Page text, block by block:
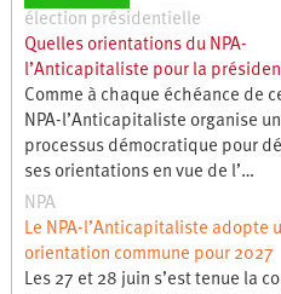
élection présidentielle
Quelles orientations du NPA-
l’Anticapitaliste pour la
Comme à chaque échéance de
NPA-l’Anticapitaliste organise
processus démocratique pour
ses orientations en vue de l’…
NPA
Le NPA-l’Anticapitaliste adopte
orientation commune pour 2027
Les 27 et 28 juin s’est tenue la